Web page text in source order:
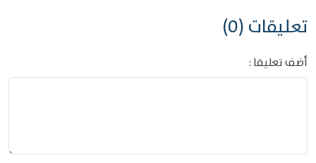
تعليقات (0)
أضف تعليقا :